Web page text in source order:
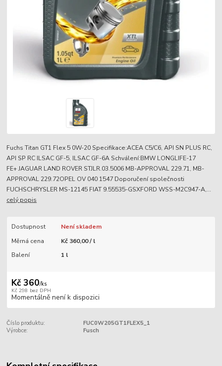
Fuchs Titan GT1 Flex 5 0W-20 Specifikace:ACEA C5/C6, API SN PLUS RC,
API SP RC ILSAC GF-5, ILSAC GF-6A Schválení:BMW LONGLIFE-17
FE+ JAGUAR LAND ROVER STJLR.03.5006 MB-APPROVAL 229.71, MB-
APPROVAL 229.72OPEL OV 040 1547 Doporučení společnosti
FUCHSCHRYSLER MS-12145 FIAT 9.55535-GSXFORD WSS-M2C947-A,...
celý popis
Dostupnost
Není skladem
Měrná cena
Kč 360,00 / l
Balení
1 l
Kč 360/ks
Kč 298 bez DPH
Momentálně není k dispozici
Číslo produktu:
FUC0W205GT1FLEX5_1
Výrobce:
Fusch